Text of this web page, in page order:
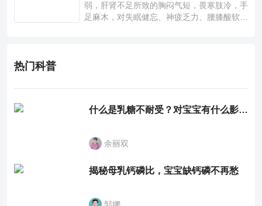
弱，肝肾不足所致的胸闷气短，畏寒肢冷，手
足麻木，对失眠健忘、神疲乏力、腰膝酸软也
热门科普
什么是乳糖不耐受？对宝宝有什么影响？
余丽双
揭秘母乳钙磷比，宝宝缺钙磷不再愁